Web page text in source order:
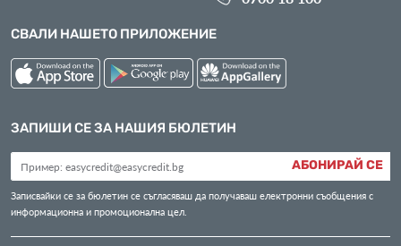
СВАЛИ НАШЕТО ПРИЛОЖЕНИЕ
ЗАПИШИ СЕ ЗА НАШИЯ БЮЛЕТИН
АБОНИРАЙ СЕ
Записвайки се за бюлетин се съгласяваш да получаваш електронни съобщения с
информационна и промоционална цел.